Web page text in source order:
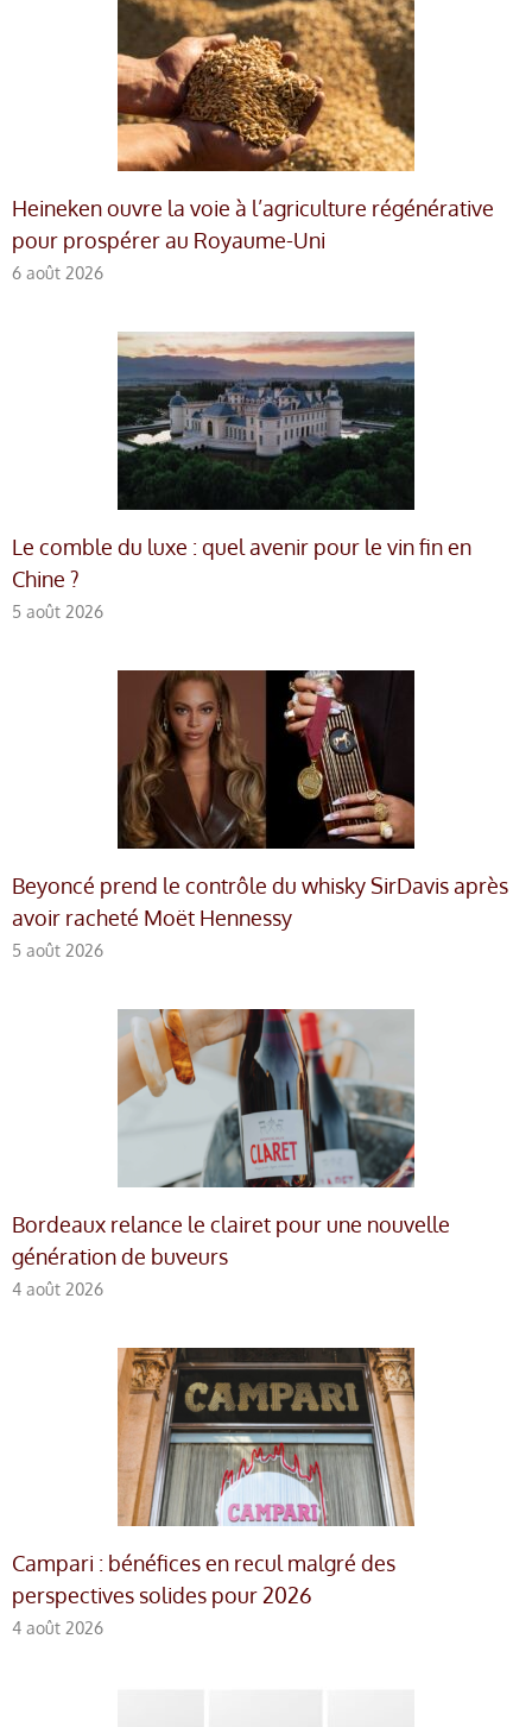
Heineken ouvre la voie à l’agriculture régénérative
pour prospérer au Royaume-Uni
6 août 2026
Le comble du luxe : quel avenir pour le vin fin en
Chine ?
5 août 2026
Beyoncé prend le contrôle du whisky SirDavis après
avoir racheté Moët Hennessy
5 août 2026
Bordeaux relance le clairet pour une nouvelle
génération de buveurs
4 août 2026
Campari : bénéfices en recul malgré des
perspectives solides pour 2026
4 août 2026